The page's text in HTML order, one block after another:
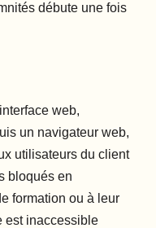
débute une fois
web,
un navigateur web,
utilisateurs du client
bloqués en
formation ou à leur
est inaccessible